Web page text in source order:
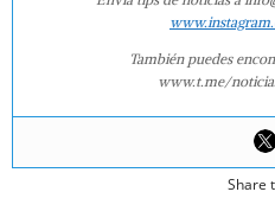
También puedes
www.t.me/
Share